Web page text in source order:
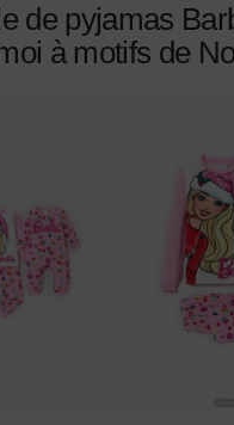
de pyjamas
à motifs de